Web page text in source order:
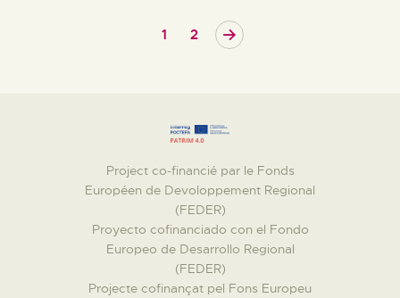
1 2
Project co-financié par le Fonds
Européen de Devoloppement Regional
(FEDER)
Proyecto cofinanciado con el Fondo
Europeo de Desarrollo Regional
(FEDER)
Projecte cofinançat pel Fons Europeu